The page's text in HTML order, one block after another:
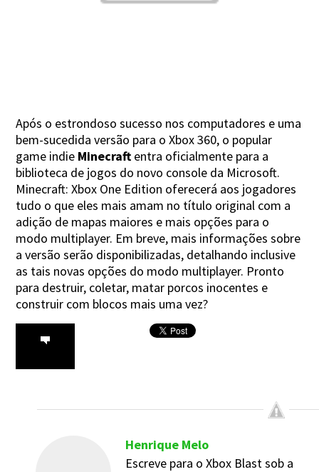
Após o estrondoso sucesso nos computadores e uma
bem-sucedida versão para o Xbox 360, o popular
game indie Minecraft entra oficialmente para a
biblioteca de jogos do novo console da Microsoft.
Minecraft: Xbox One Edition oferecerá aos jogadores
tudo o que eles mais amam no título original com a
adição de mapas maiores e mais opções para o
modo multiplayer. Em breve, mais informações sobre
a versão serão disponibilizadas, detalhando inclusive
as tais novas opções do modo multiplayer. Pronto
para destruir, coletar, matar porcos inocentes e
construir com blocos mais uma vez?
Henrique Melo
Escreve para o Xbox Blast sob a